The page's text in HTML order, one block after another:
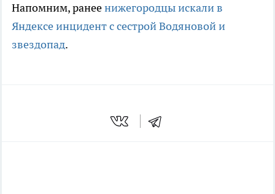
Напомним, ранеенижегородцы искали в
Яндексе инцидент с сестрой Водяновой и
звездопад.